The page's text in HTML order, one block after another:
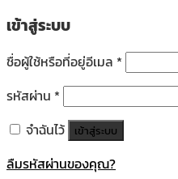
เข้าสู่ระบบ
ชื่อผู้ใช้หรือที่อยู่อีเมล *
รหัสผ่าน *
จำฉันไว้
เข้าสู่ระบบ
ลืมรหัสผ่านของคุณ?